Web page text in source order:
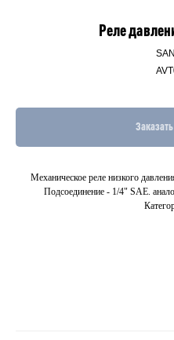
Реле
Заказать
Механическое реле низкого
Подсоединение - 1/4" SAE.